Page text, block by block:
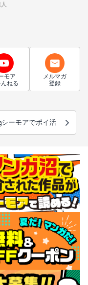
モア
ねる
メルマガ
登録
シーモアでポイ活